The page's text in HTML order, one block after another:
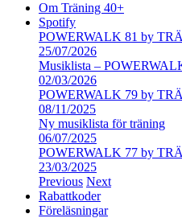
Om Träning 40+
Spotify
POWERWALK 81 by
25/07/2026
Musiklista –
02/03/2026
POWERWALK 79 by
08/11/2025
Ny musiklista för träning
06/07/2025
POWERWALK 77 by
23/03/2025
Previous Next
Rabattkoder
Föreläsningar